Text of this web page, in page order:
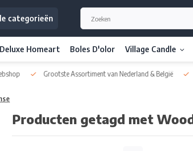
categorieën
Deluxe Homeart Boles D'olor Village Candle
van Nederland & België Snelle Verzending
Producten getagd met